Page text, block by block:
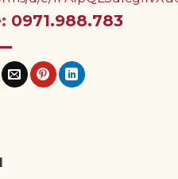
0971.988.783